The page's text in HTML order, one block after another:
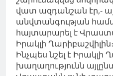
վատ ազդանշան էր,-
անվտանգության
հայտարարել է
Իրակլի Ղարիբաշվիլին։
Ինչպես նշել է Իրակլի
խաղաղությունն